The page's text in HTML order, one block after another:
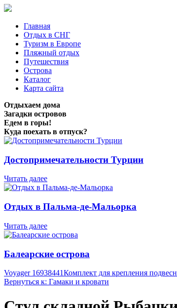
Главная
Отдых в СНГ
Туризм в Европе
Пляжный отдых
Путешествия
Острова
Каталог
Карта сайта
Отдыхаем дома
Загадки островов
Едем в горы!
Куда поехать в отпуск?
Достопримечательности Турции
Читать далее
Отдых в Пальма-де-Мальорка
Читать далее
Балеарские острова
Voyager 16938441Комплект для крепления
Вернуться к: Гамаки и кровати